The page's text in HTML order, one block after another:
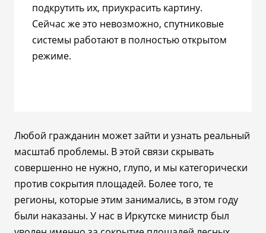
подкрутить их, приукрасить картину.
Сейчас же это невозможно, спутниковые
системы работают в полностью открытом
режиме.
Любой гражданин может зайти и узнать реальный
масштаб проблемы. В этой связи скрывать
совершенно не нужно, глупо, и мы категорически
против сокрытия площадей. Более того, те
регионы, которые этим занимались, в этом году
были наказаны. У нас в Иркутске министр был